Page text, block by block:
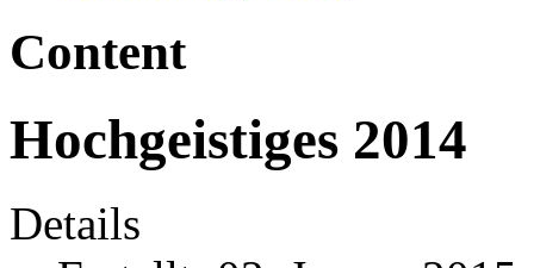
Content
Hochgeistiges 2014
Details